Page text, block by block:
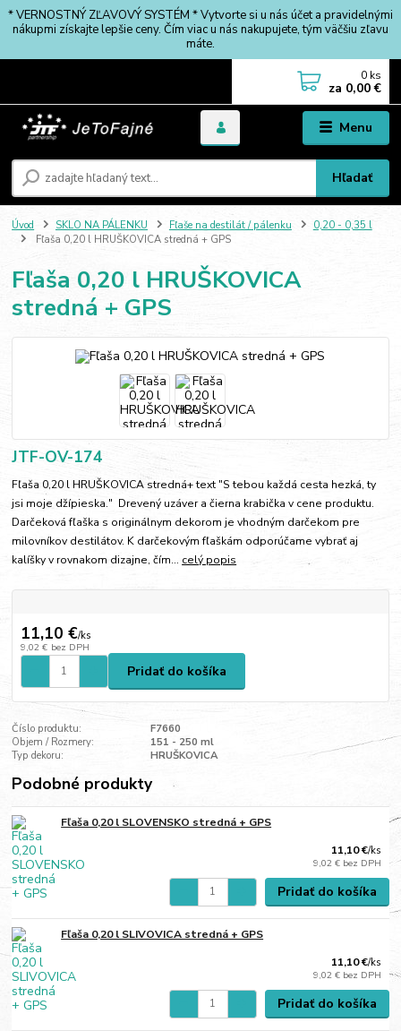
* VERNOSTNÝ ZĽAVOVÝ SYSTÉM * Vytvorte si u nás účet a pravidelnými
nákupmi získajte lepšie ceny. Čím viac u nás nakupujete, tým väčšiu zľavu
máte.
Menu
Hľadať
0 ks
za 0,00 €
Úvod SKLO NA PÁLENKU Fľaše na destilát / pálenku
0,20 - 0,35 l
Fľaša 0,20 l HRUŠKOVICA stredná + GPS
Fľaša 0,20 l HRUŠKOVICA
stredná + GPS
JTF-OV-174
Fľaša 0,20 l HRUŠKOVICA stredná+ text "S tebou každá cesta hezká, ty
jsi moje džípieska." Drevený uzáver a čierna krabička v cene produktu.
Darčeková fľaška s originálnym dekorom je vhodným darčekom pre
milovníkov destilátov. K darčekovým fľaškám odporúčame vybrať aj
kalíšky v rovnakom dizajne, čím... celý popis
11,10 €/ks
9,02 € bez DPH
Pridať do košíka
Číslo produktu:
F7660
Objem / Rozmery:
151 - 250 ml
Typ dekoru:
HRUŠKOVICA
Podobné produkty
Fľaša 0,20 l SLOVENSKO stredná + GPS
11,10 €/ks
9,02 € bez DPH
Pridať do košíka
Fľaša 0,20 l SLIVOVICA stredná + GPS
11,10 €/ks
9,02 € bez DPH
Pridať do košíka